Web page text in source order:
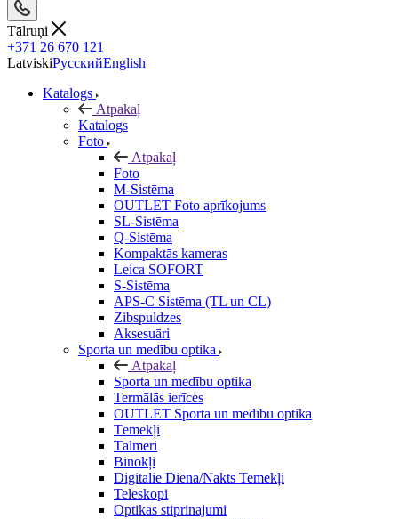
Tālruņi
+371 26 670 121
LatviskiРусскийEnglish
Katalogs
Atpakaļ
Katalogs
Foto
Atpakaļ
Foto
M-Sistēma
OUTLET Foto aprīkojums
SL-Sistēma
Q-Sistēma
Kompaktās kameras
Leica SOFORT
S-Sistēma
APS-C Sistēma (TL un CL)
Zibspuldzes
Aksesuāri
Sporta un medību optika
Atpakaļ
Sporta un medību optika
Termālās ierīces
OUTLET Sporta un medību optika
Tēmekļi
Tālmēri
Binokļi
Digitalie Diena/Nakts Temekļi
Teleskopi
Optikas stiprinajumi